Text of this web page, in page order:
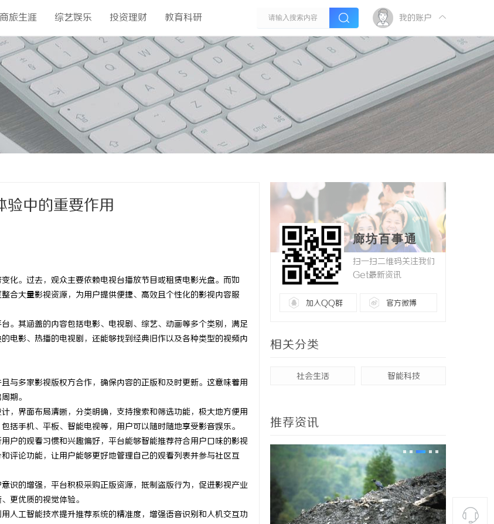
商旅生涯 综艺娱乐 投资理财 教育科研 我的账户
验中的重要作用
化。过去，观众主要依赖电视台播放节目或租赁电影光盘。而如
合大量影视资源，为用户提供便捷、高效且个性化的影视内容服
。其涵盖的内容包括电影、电视剧、综艺、动画等多个类别，满足
电影、热播的电视剧，还能够找到经典旧作以及各种类型的视频内
与多家影视版权方合作，确保内容的正版和及时更新。这意味着用
期。
，界面布局清晰，分类明确，支持搜索和筛选功能，极大地方便用
括手机、平板、智能电视等，用户可以随时随地享受影音娱乐。
户的观看习惯和兴趣偏好，平台能够智能推荐符合用户口味的影视
评论功能，让用户能够更好地管理自己的观看列表并参与社区互
识的增强，平台积极采购正版资源，抵制盗版行为，促进影视产业
更优质的视觉体验。
人工智能技术提升推荐系统的精准度，增强语音识别和人机交互功
廊坊百事通
扫一扫二维码关注我们
Get最新资讯
加入QQ群 官方微博
相关分类
社会生活 智能科技
推荐资讯